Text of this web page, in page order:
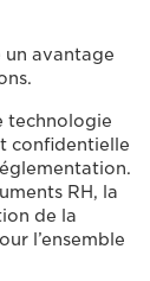
avantage
technologie
confidentielle
RH, la
de la
l’ensemble